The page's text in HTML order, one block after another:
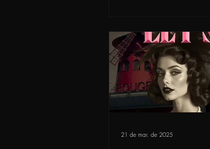
21 de mar. de 2025